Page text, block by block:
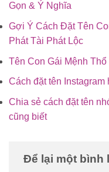
Gọn & Ý Nghĩa
Gợi Ý Cách Đặt Tên
Phát Tài Phát Lộc
Tên Con Gái Mệnh
Cách đặt tên
Chia sẻ cách đặt tên
cũng biết
Để lại một bình